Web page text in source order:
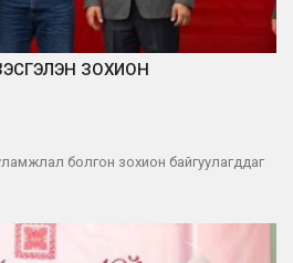
ЗОХИОН
болгон зохион байгуулагддаг